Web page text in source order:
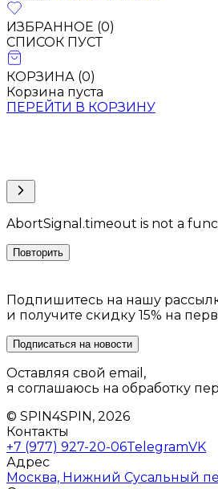
ИЗБРАННОЕ (0)
СПИСОК ПУСТ
КОРЗИНА (0)
Корзина пуста
ПЕРЕЙТИ В КОРЗИНУ
AbortSignal.timeout is not a
Повторить
Подпишитесь на нашу
и получите скидку 15% на
Подписаться на новости
Оставляя свой email,
я соглашаюсь на обработку
© SPIN4SPIN, 2026
Контакты
+7 (977) 927-20-06TelegramVK
Адрес
Москва, Нижний Сусальный